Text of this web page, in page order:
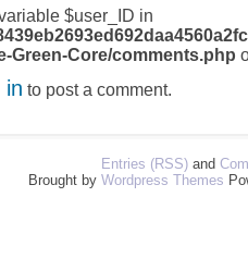
$user_ID in
Green-Core/comments.php
in to post a comment.
Entries (RSS)and
Brought by Wordpress Themes